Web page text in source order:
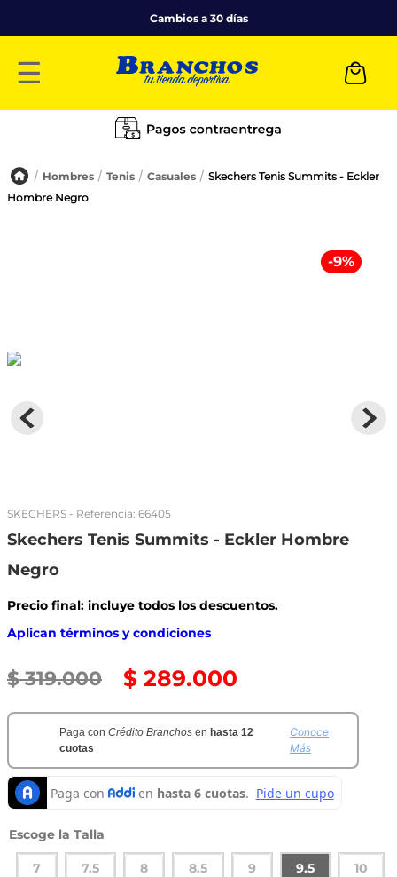
Cambios a 30 días
☰
Hombres Tenis Casuales
Skechers Tenis Summits - Eckler
Hombre Negro
-9%
SKECHERS - Referencia: 66405
Skechers Tenis Summits - Eckler Hombre
Negro
Precio final: incluye todos los descuentos.
Aplican términos y condiciones
$ 319.000 $ 289.000
Paga con Crédito Branchos en hasta 12
cuotas
Conoce
Más
Talla
7 7.5 8 8.5 9 9.5 10